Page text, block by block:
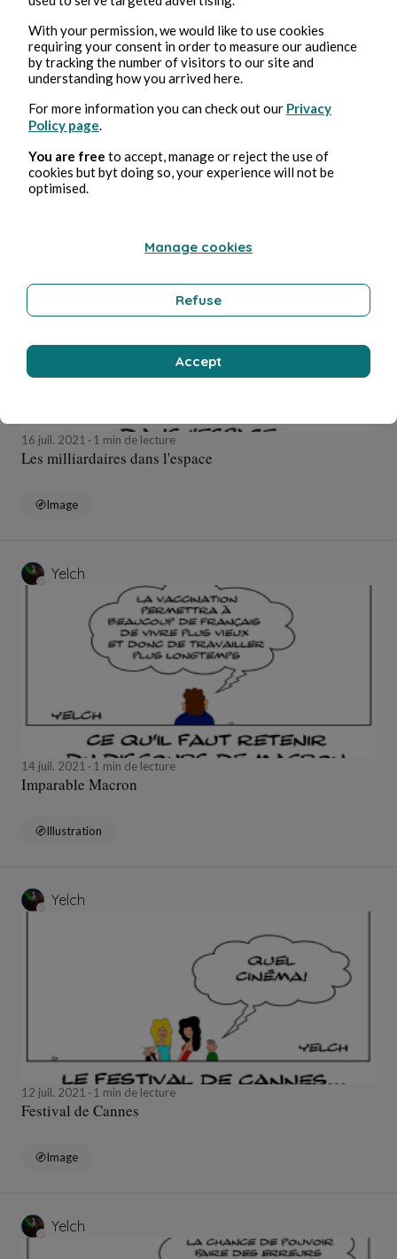
16 juil. 2021 1 min de lecture
Les milliardaires dans l'espace 2
Illustration
16 juil. 2021 1 min de lecture
Les milliardaires dans l'espace
Image
Yelch
14 juil. 2021 1 min de lecture
Imparable Macron
Illustration
Yelch
12 juil. 2021 1 min de lecture
Festival de Cannes
Image
Yelch
With your permission, we would like to use cookies
requiring your consent in order to measure our audience
by tracking the number of visitors to our site and
understanding how you arrived here.
For more information you can check out our Privacy
Policy page
You are free to accept, manage or reject the use of
cookies but byt doing so, your experience will not be
optimised.
Manage cookies
Refuse
Accept